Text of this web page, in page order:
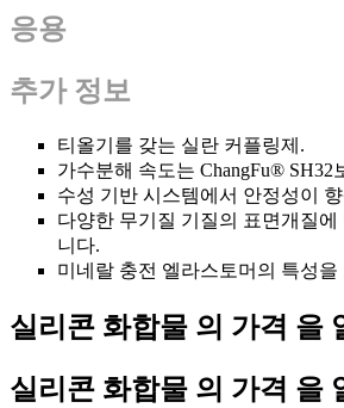
응용
추가 정보
티올기를 갖는 실란 커플링제.
가수분해 속도는 ChangFu® SH32
수성 기반 시스템에서 안정성이
다양한 무기질 기질의 표면개질
니다.
미네랄 충전 엘라스토머의 특성
실리콘 화합물 의 가격 을
실리콘 화합물 의 가격 을